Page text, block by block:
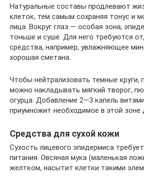
Натуральные составы продлевают
клеток, тем самым сохраняя тонус и
лица. Вокруг глаз — особая зона,
тоньше и суше. Для него требуются
средства, например, увлажняющее
хорошая сметана.
Чтобы нейтрализовать темные круги,
можно накладывать мягкий творог,
огурца. Добавление 2—3 капель
приумножит необходимое в этой зоне
Средства для сухой кожи
Сухость лицевого эпидермиса
питания. Овсяная мука (маленькая
желтком, насытит клетки такими